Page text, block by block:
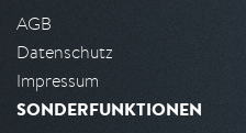
AGB
Datenschutz
Impressum
SONDERFUNKTIONEN